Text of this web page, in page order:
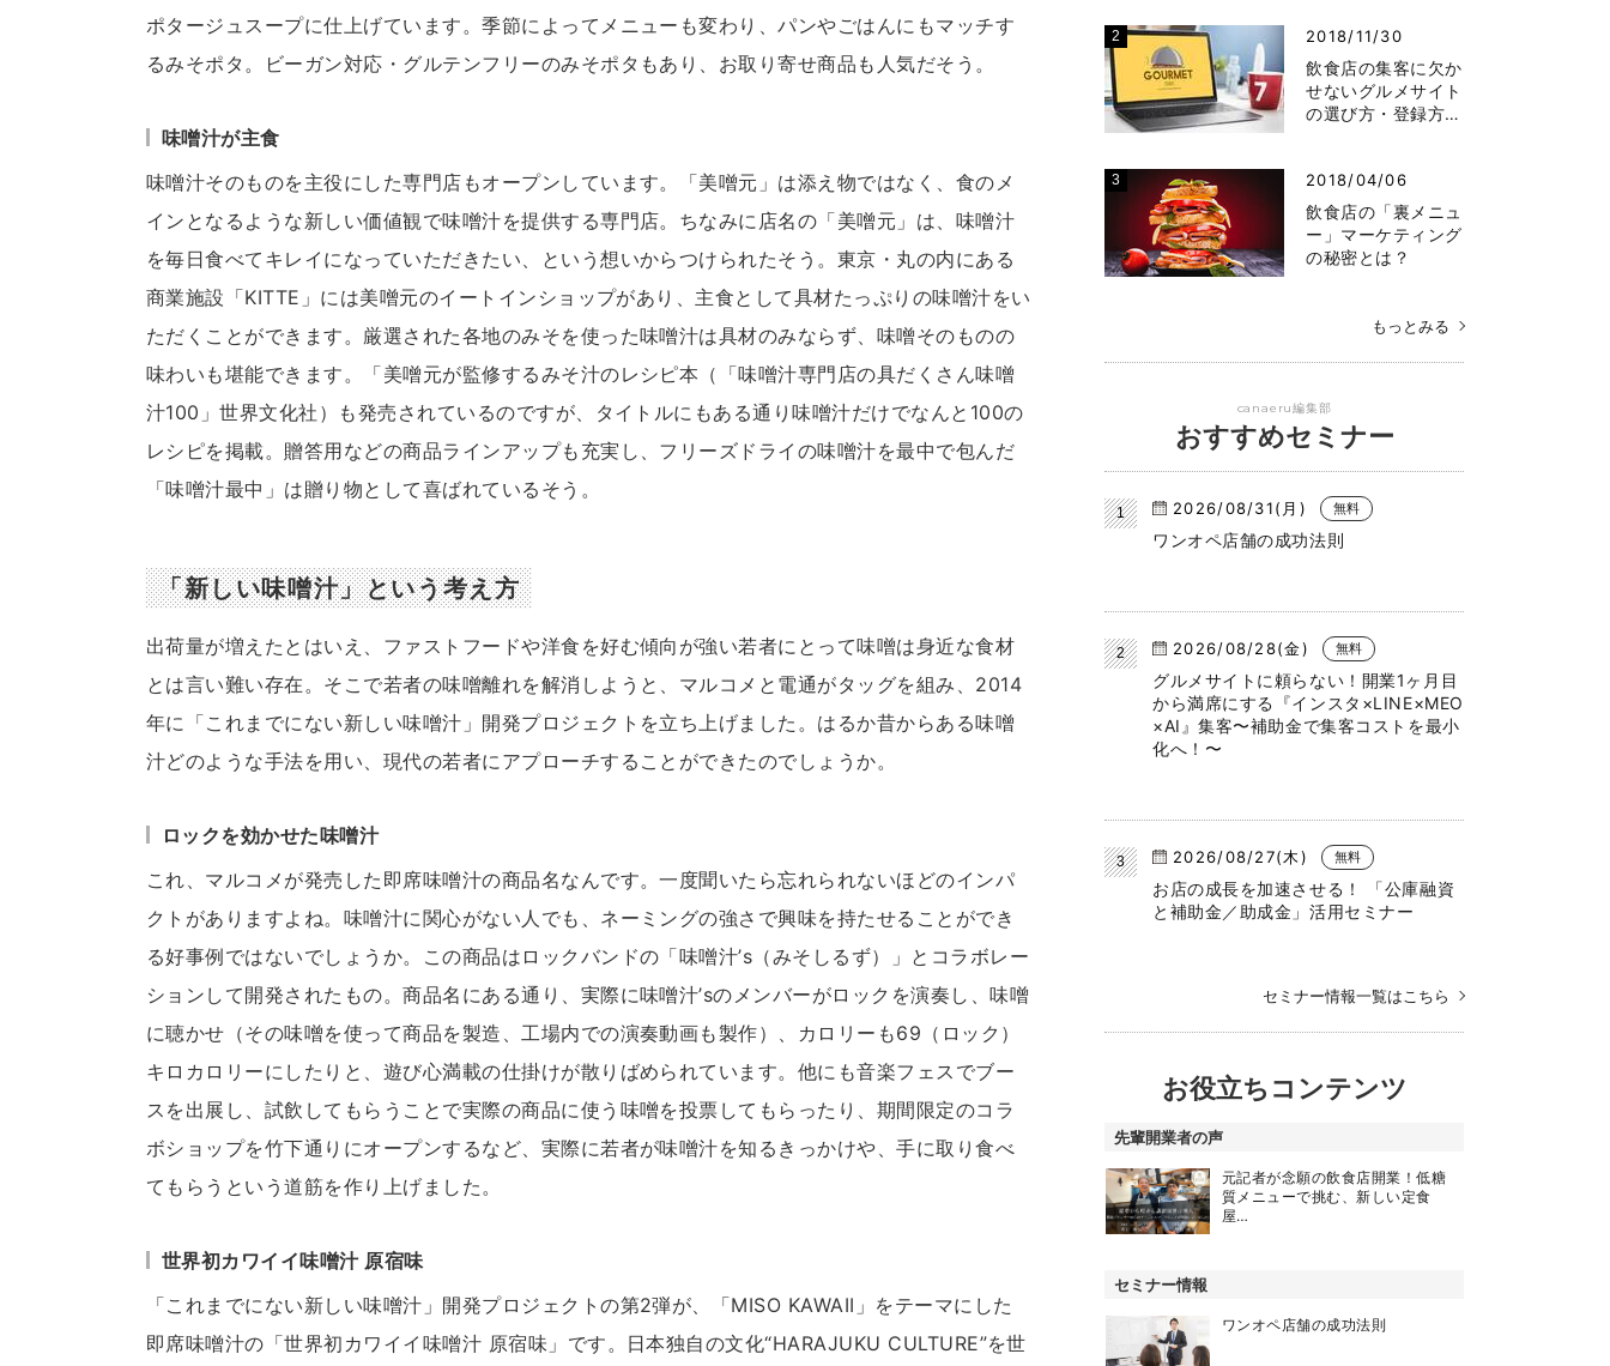
ポタージュスープに仕上げています。季節によってメニューも変わり、パンやごはんにもマッチす
るみそポタ。ビーガン対応・グルテンフリーのみそポタもあり、お取り寄せ商品も人気だそう。
味噌汁が主食
味噌汁そのものを主役にした専門店もオープンしています。「美噌元」は添え物ではなく、食のメ
インとなるような新しい価値観で味噌汁を提供する専門店。ちなみに店名の「美噌元」は、味噌汁
を毎日食べてキレイになっていただきたい、という想いからつけられたそう。東京・丸の内にある
商業施設「KITTE」には美噌元のイートインショップがあり、主食として具材たっぷりの味噌汁をい
ただくことができます。厳選された各地のみそを使った味噌汁は具材のみならず、味噌そのものの
味わいも堪能できます。「美噌元が監修するみそ汁のレシピ本（「味噌汁専門店の具だくさん味噌
汁100」世界文化社）も発売されているのですが、タイトルにもある通り味噌汁だけでなんと100の
レシピを掲載。贈答用などの商品ラインアップも充実し、フリーズドライの味噌汁を最中で包んだ
「味噌汁最中」は贈り物として喜ばれているそう。
「新しい味噌汁」という考え方
出荷量が増えたとはいえ、ファストフードや洋食を好む傾向が強い若者にとって味噌は身近な食材
とは言い難い存在。そこで若者の味噌離れを解消しようと、マルコメと電通がタッグを組み、2014
年に「これまでにない新しい味噌汁」開発プロジェクトを立ち上げました。はるか昔からある味噌
汁どのような手法を用い、現代の若者にアプローチすることができたのでしょうか。
ロックを効かせた味噌汁
これ、マルコメが発売した即席味噌汁の商品名なんです。一度聞いたら忘れられないほどのインパ
クトがありますよね。味噌汁に関心がない人でも、ネーミングの強さで興味を持たせることができ
る好事例ではないでしょうか。この商品はロックバンドの「味噌汁’s（みそしるず）」とコラボレー
ションして開発されたもの。商品名にある通り、実際に味噌汁’sのメンバーがロックを演奏し、味噌
に聴かせ（その味噌を使って商品を製造、工場内での演奏動画も製作）、カロリーも69（ロック）
キロカロリーにしたりと、遊び心満載の仕掛けが散りばめられています。他にも音楽フェスでブー
スを出展し、試飲してもらうことで実際の商品に使う味噌を投票してもらったり、期間限定のコラ
ボショップを竹下通りにオープンするなど、実際に若者が味噌汁を知るきっかけや、手に取り食べ
てもらうという道筋を作り上げました。
世界初カワイイ味噌汁 原宿味
「これまでにない新しい味噌汁」開発プロジェクトの第2弾が、「MISO KAWAII」をテーマにした
即席味噌汁の「世界初カワイイ味噌汁 原宿味」です。日本独自の文化“HARAJUKU CULTURE”を世
2018/11/30
飲食店の集客に欠か
せないグルメサイト
の選び方・登録方…
2018/04/06
飲食店の「裏メニュ
ー」マーケティング
の秘密とは？
もっとみる
canaeru編集部
おすすめセミナー
2026/08/31(月) 無料
ワンオペ店舗の成功法則
2026/08/28(金) 無料
グルメサイトに頼らない！開業1ヶ月目
から満席にする『インスタ×LINE×MEO
×AI』集客〜補助金で集客コストを最小
化へ！〜
2026/08/27(木) 無料
お店の成長を加速させる！ 「公庫融資
と補助金／助成金」活用セミナー
セミナー情報一覧はこちら
お役立ちコンテンツ
先輩開業者の声
元記者が念願の飲食店開業！低糖
質メニューで挑む、新しい定食
屋…
セミナー情報
ワンオペ店舗の成功法則